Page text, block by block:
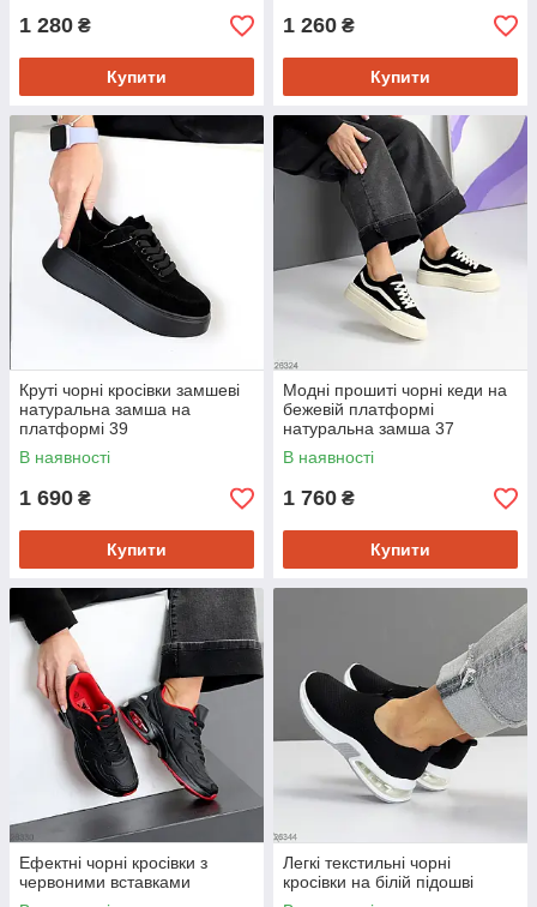
1 280 ₴
Купити
1 260 ₴
Купити
Круті чорні кросівки замшеві
натуральна замша на
платформі 39
В наявності
1 690 ₴
Купити
Модні прошиті чорні кеди на
бежевій платформі
натуральна замша 37
В наявності
1 760 ₴
Купити
Ефектні чорні кросівки з
червоними вставками
Легкі текстильні чорні
кросівки на білій підошві